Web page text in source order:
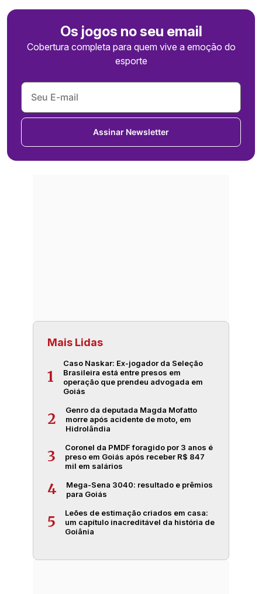
Os jogos no seu email
Cobertura completa para quem vive a emoção do
esporte
Assinar Newsletter
Mais Lidas
1
Caso Naskar: Ex-jogador da Seleção
Brasileira está entre presos em
operação que prendeu advogada em
Goiás
2
Genro da deputada Magda Mofatto
morre após acidente de moto, em
Hidrolândia
3
Coronel da PMDF foragido por 3 anos é
preso em Goiás após receber R$ 847
mil em salários
4
Mega-Sena 3040: resultado e prêmios
para Goiás
5
Leões de estimação criados em casa:
um capítulo inacreditável da história de
Goiânia